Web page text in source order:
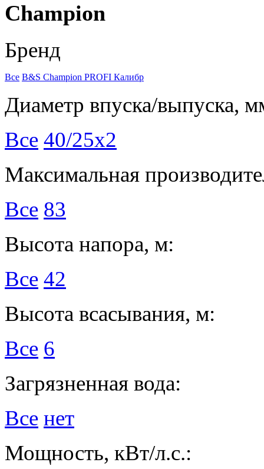
Champion
Бренд
Все B&S Champion PROFI Калибр
Диаметр впуска/выпуска,
Все 40/25х2
Максимальная
Все 83
Высота напора, м:
Все 42
Высота всасывания, м:
Все 6
Загрязненная вода:
Все нет
Мощность, кВт/л.с.: